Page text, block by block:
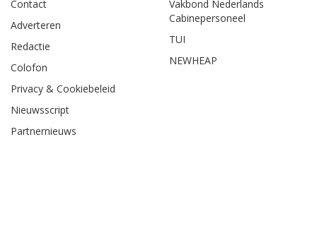
Contact
Adverteren
Redactie
Colofon
Privacy & Cookiebeleid
Nieuwsscript
Partnernieuws
Vakbond Nederlands
Cabinepersoneel
TUI
NEWHEAP